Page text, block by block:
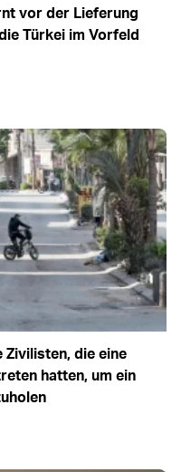
vor der Lieferung
Türkei im Vorfeld
die eine
hatten, um ein